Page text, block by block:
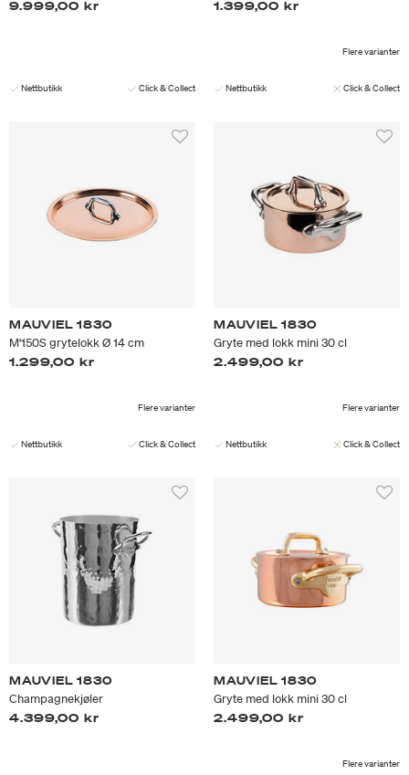
9.999,00 kr
Nettbutikk Click & Collect
1.399,00 kr
Flere varianter
Nettbutikk Click & Collect
MAUVIEL 1830
M'150S grytelokk Ø 14 cm
1.299,00 kr
Flere varianter
Nettbutikk Click & Collect
MAUVIEL 1830
Gryte med lokk mini 30 cl
2.499,00 kr
Flere varianter
Nettbutikk Click & Collect
MAUVIEL 1830
Champagnekjøler
4.399,00 kr
MAUVIEL 1830
Gryte med lokk mini 30 cl
2.499,00 kr
Flere varianter